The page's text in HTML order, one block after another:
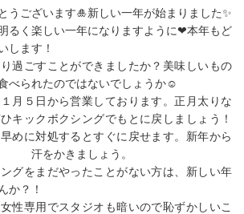
うございます🎍新しい一年が始まりました✨️
るく楽しい一年になりますように❤本年もど
します！
過ごすことができましたか？美味しいもの
べられたのではないでしょうか☺
月５日から営業しております。正月太りな
キックボクシングでもとに戻しましょう！
めに対処するとすぐに戻せます。新年から
汗をかきましょう。
グをまだやったことがない方は、新しい年
か？！
性専用でスタジオも暗いので恥ずかしいこ